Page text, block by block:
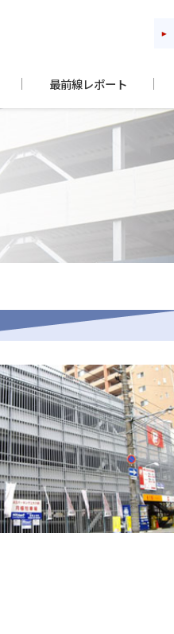
最前線レポート